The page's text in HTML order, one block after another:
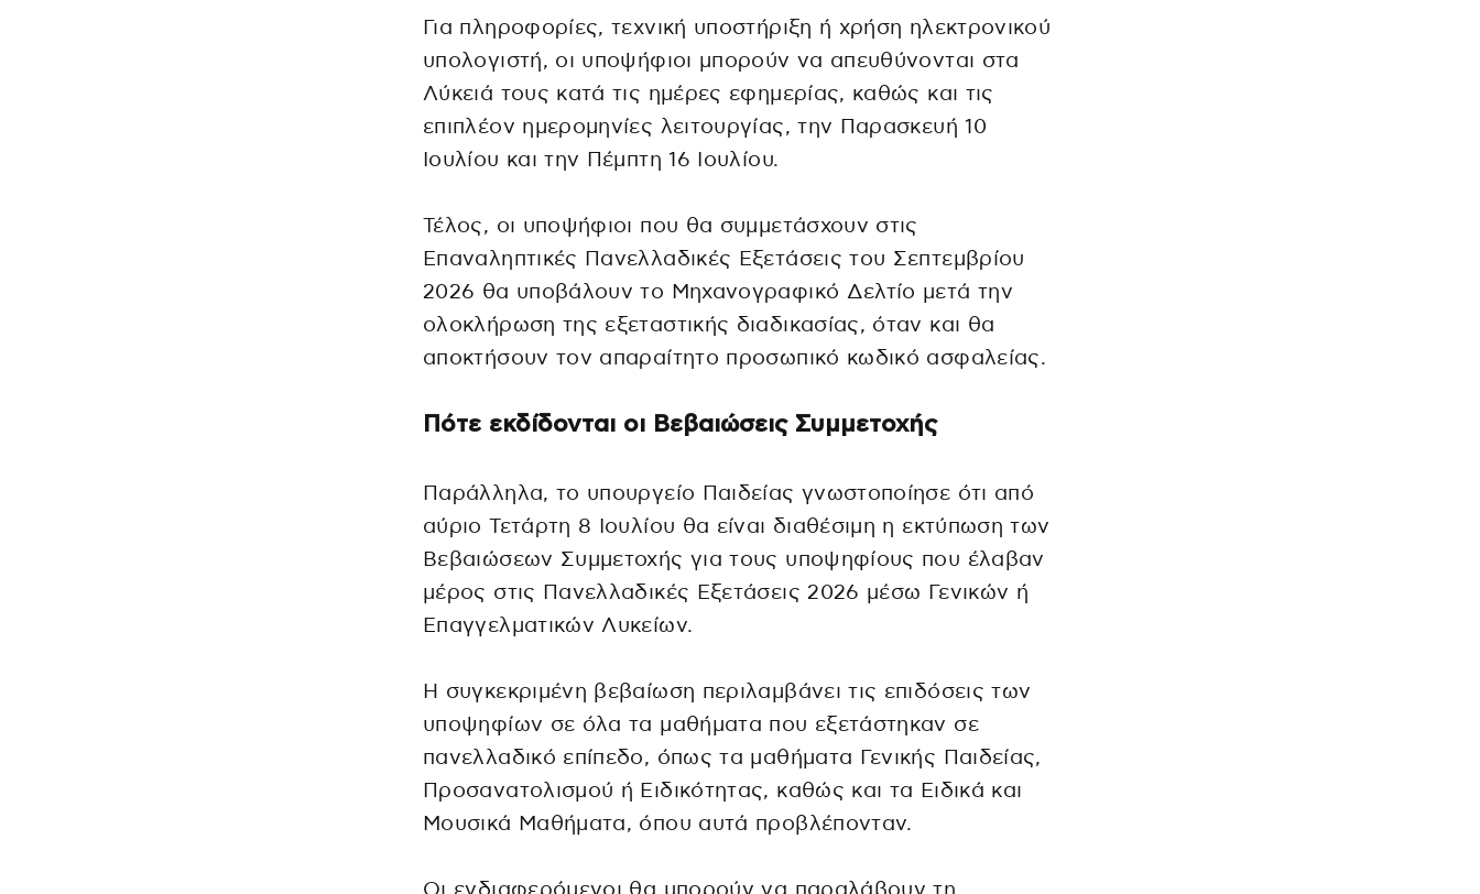
Για πληροφορίες, τεχνική υποστήριξη ή χρήση ηλεκτρονικού
υπολογιστή, οι υποψήφιοι μπορούν να απευθύνονται στα
Λύκειά τους κατά τις ημέρες εφημερίας, καθώς και τις
επιπλέον ημερομηνίες λειτουργίας, την Παρασκευή 10
Ιουλίου και την Πέμπτη 16 Ιουλίου.
Τέλος, οι υποψήφιοι που θα συμμετάσχουν στις
Επαναληπτικές Πανελλαδικές Εξετάσεις του Σεπτεμβρίου
2026 θα υποβάλουν το Μηχανογραφικό Δελτίο μετά την
ολοκλήρωση της εξεταστικής διαδικασίας, όταν και θα
αποκτήσουν τον απαραίτητο προσωπικό κωδικό ασφαλείας.
Πότε εκδίδονται οι Βεβαιώσεις Συμμετοχής
Παράλληλα, το υπουργείο Παιδείας γνωστοποίησε ότι από
αύριο Τετάρτη 8 Ιουλίου θα είναι διαθέσιμη η εκτύπωση των
Βεβαιώσεων Συμμετοχής για τους υποψηφίους που έλαβαν
μέρος στις Πανελλαδικές Εξετάσεις 2026 μέσω Γενικών ή
Επαγγελματικών Λυκείων.
Η συγκεκριμένη βεβαίωση περιλαμβάνει τις επιδόσεις των
υποψηφίων σε όλα τα μαθήματα που εξετάστηκαν σε
πανελλαδικό επίπεδο, όπως τα μαθήματα Γενικής Παιδείας,
Προσανατολισμού ή Ειδικότητας, καθώς και τα Ειδικά και
Μουσικά Μαθήματα, όπου αυτά προβλέπονταν.
Οι ενδιαφερόμενοι θα μπορούν να παραλάβουν τη